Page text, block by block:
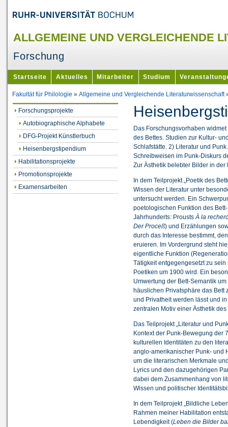
ALLGEMEINE UND VERGLEICHENDE
Forschung
Startseite Aktuelles Mitarbeiter Studium
Fakultät für Philologie »Allgemeine und Vergleichende Literaturwissenschaft
Forschungsprojekte
Autobiographische Alphabete
DFG-Projekt Künstlerbuch
Heisenbergstipendium
Habilitationsprojekte
Promotionsprojekte
Examensarbeiten
Das Forschungsvorhaben
des Bettes. Studien zur Kultur-
Schlafstätte. 2) Literatur und
Schreibweisen im Punk-Diskurs
Zur Ästhetik belebter Bilder in der
In dem Teilprojekt „Poetik des
Wissen der Literatur unter
untersucht werden. Ein
poetologischen Funktion des
Jahrhunderts: ProustsÀ la
Der Proceß) und Erzählungen
durch das Interesse bestimmt,
eruieren. Im Vordergrund steht
eigentliche Funktion
Tätigkeit entgegengesetzt zu
Poetiken um 1900 wird. Ein
Umwertung der Bett-Semantik
häuslichen Privatsphäre das Bett
und Privatheit werden lässt und
zentralen Motiv einer Ästhetik
Das Teilprojekt „Literatur und
Kontext der Punk-Bewegung der
kulturellen Identitäten zu den
anglo-amerikanischer Punk- und
um die literarischen Merkmale
Lyrics und den dazugehörigen
dabei dem Zusammenhang von
Wissen und politischer
In dem Teilprojekt „Bildliche
Rahmen meiner Habilitation
Lebendigkeit (Leben die Bilder